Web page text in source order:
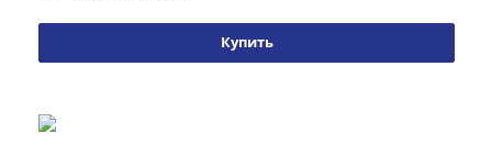
Купить